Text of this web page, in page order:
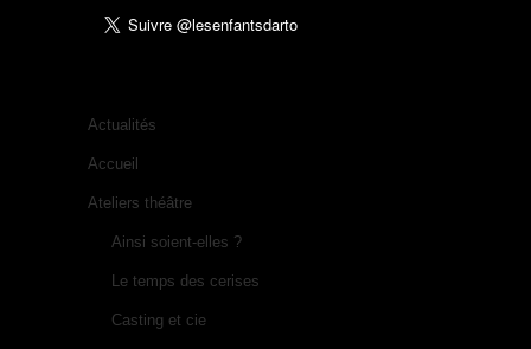
Actualités
Accueil
Ateliers théâtre
Ainsi soient-elles ?
Le temps des cerises
Casting et cie